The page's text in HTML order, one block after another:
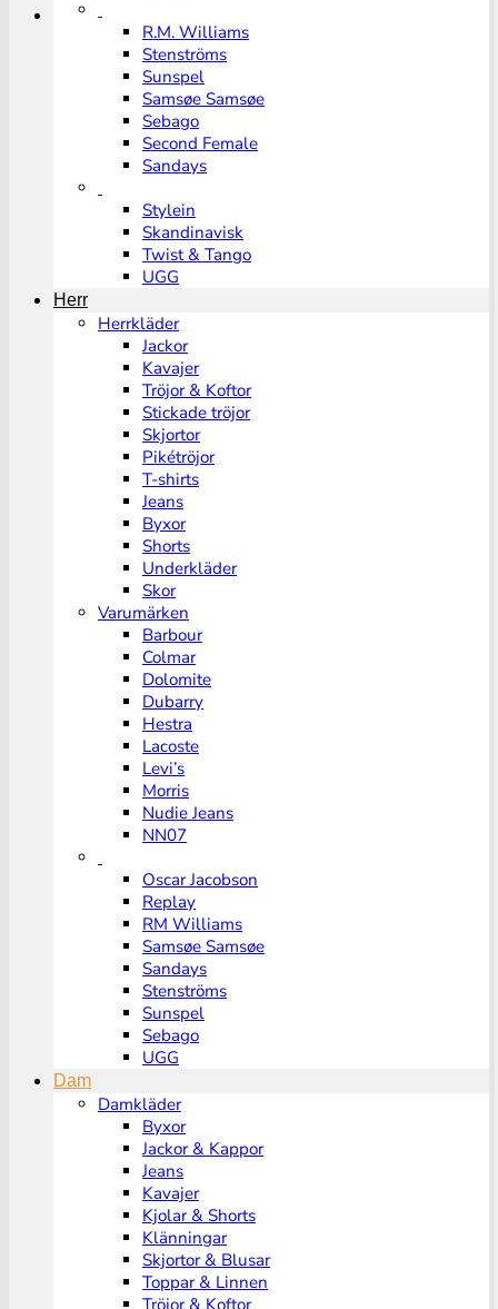
R.M. Williams
Stenströms
Sunspel
Samsøe Samsøe
Sebago
Second Female
Sandays
Stylein
Skandinavisk
Twist & Tango
UGG
Herr
Herrkläder
Jackor
Kavajer
Tröjor & Koftor
Stickade tröjor
Skjortor
Pikétröjor
T-shirts
Jeans
Byxor
Shorts
Underkläder
Skor
Varumärken
Barbour
Colmar
Dolomite
Dubarry
Hestra
Lacoste
Levi’s
Morris
Nudie Jeans
NN07
Oscar Jacobson
Replay
RM Williams
Samsøe Samsøe
Sandays
Stenströms
Sunspel
Sebago
UGG
Dam
Damkläder
Byxor
Jackor & Kappor
Jeans
Kavajer
Kjolar & Shorts
Klänningar
Skjortor & Blusar
Toppar & Linnen
Tröjor & Koftor